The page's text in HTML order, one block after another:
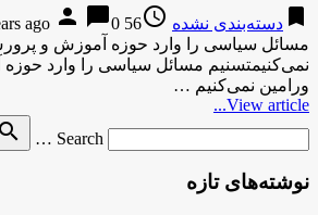
bookmark دسته‌بندی نشده access_time
56 years ago
person chat_bubble0
مسائل سیاسی را وارد حوزه آموزش و
نمی‌کنیمتسنیم مسائل سیاسی را وارد
ورامین نمی‌کنیم …
View article...
Search …
search
نوشته‌های تازه